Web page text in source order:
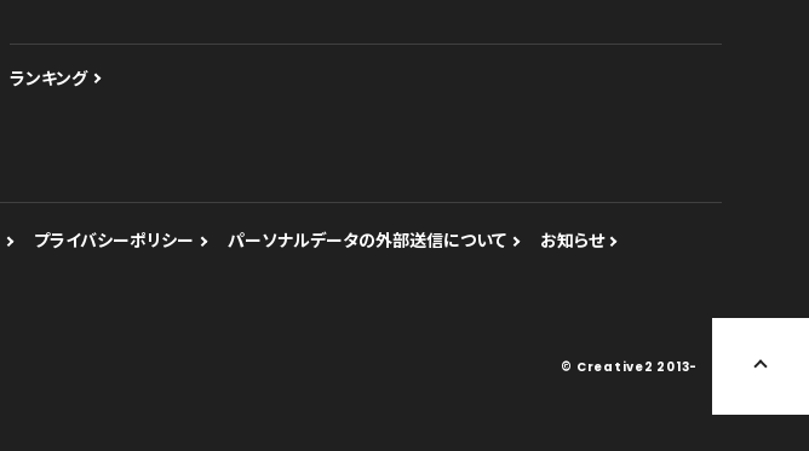
ランキング
プライバシーポリシー パーソナルデータの外部送信について
お知らせ
© Creative2 2013-